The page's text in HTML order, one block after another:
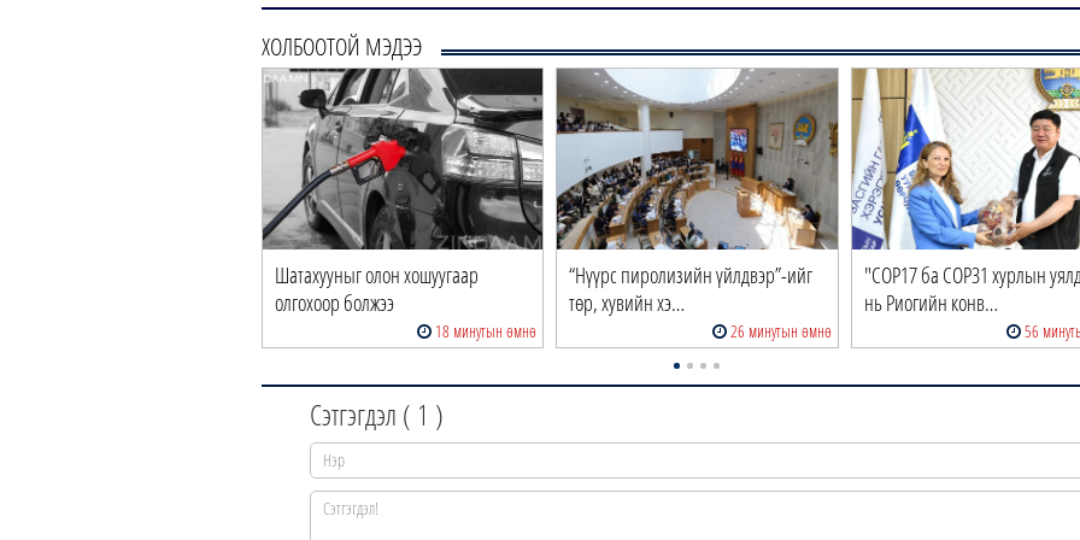
ХОЛБООТОЙ МЭДЭЭ
Шатахууныг олон хошуугаар
олгохоор болжээ
18 минутын өмнө
“Нүүрс пиролизийн үйлдвэр”-ийг
төр, хувийн хэ…
26 минутын өмнө
"COP17 ба COP31 хурлын
нь Риогийн конв…
56
Сэтгэгдэл ( 1 )